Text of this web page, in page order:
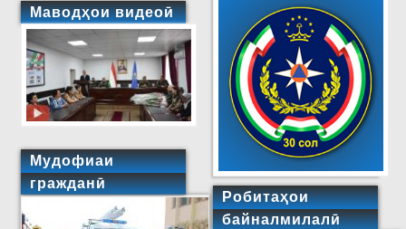
Маводҳои видеоӣ
Мудофиаи
гражданӣ
Робитаҳои
байналмилалӣ